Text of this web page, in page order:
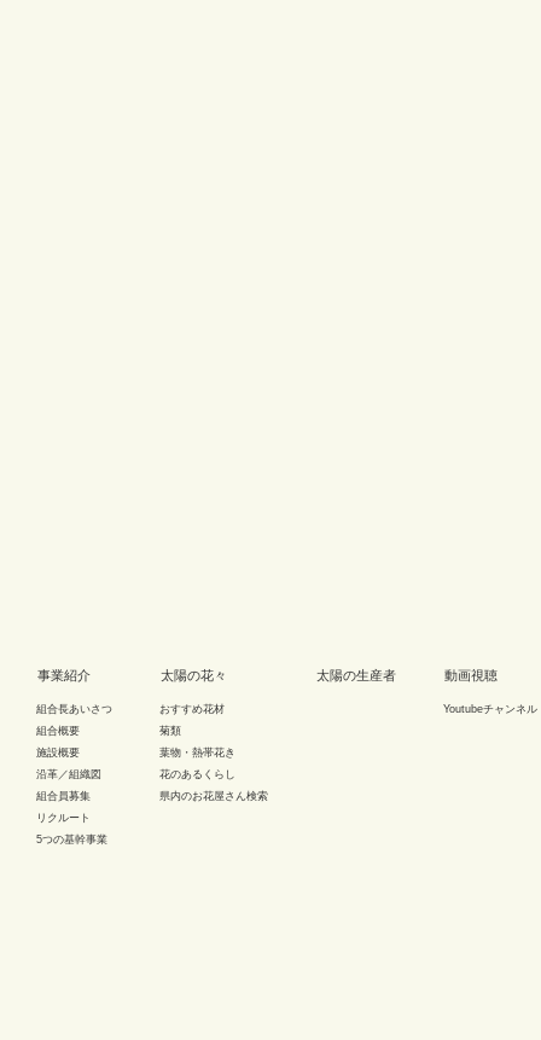
事業紹介
組合長あいさつ
組合概要
施設概要
沿革／組織図
組合員募集
リクルート
5つの基幹事業
太陽の花々
おすすめ花材
菊類
葉物・熱帯花き
花のあるくらし
県内のお花屋さん検索
太陽の生産者 動画視聴
Youtubeチャンネル